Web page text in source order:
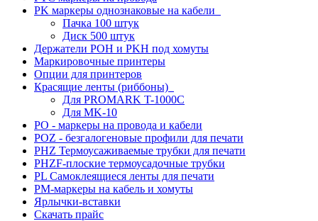
PK маркеры однознаковые на кабели
Пачка 100 штук
Диск 500 штук
Держатели POH и PKH под хомуты
Маркировочные принтеры
Опции для принтеров
Красящие ленты (риббоны)
Для PROMARK T-1000C
Для MK-10
PO - маркеры на провода и кабели
POZ - безгалогеновые профили для печати
PHZ Термоусаживаемые трубки для печати
PHZF-плоские термоусадочные трубки
PL Самоклеящиеся ленты для печати
PM-маркеры на кабель и хомуты
Ярлычки-вставки
Скачать прайс